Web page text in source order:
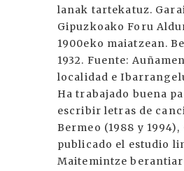
lanak tartekatuz.
Gipuzkoako Foru
1900eko maiatzean.
1932. Fuente:
localidad e
Ha trabajado buena
escribir letras de
Bermeo (1988 y
publicado el estudio
Maitemintze